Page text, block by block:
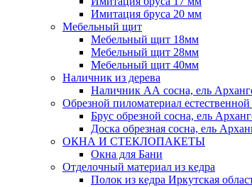
Имитация бруса 20 мм
Мебельный щит
Мебельный щит 18мм
Мебельный щит 28мм
Мебельный щит 40мм
Наличник из дерева
Наличник АА сосна, ель
Обрезной пиломатериал
Брус обрезной сосна, ель
Доска обрезная сосна, ель
ОКНА И СТЕКЛОПАКЕТЫ
Окна для Бани
Отделочный материал из кедра
Полок из кедра Иркутская